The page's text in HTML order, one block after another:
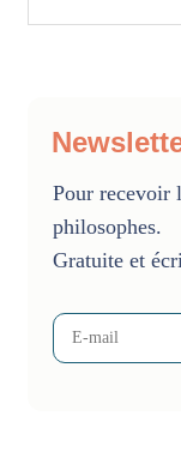
Pour recevoir
philosophes.
Gratuite et